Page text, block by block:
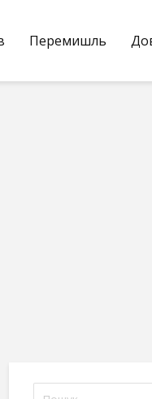
Перемишль